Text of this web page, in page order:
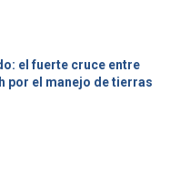
el fuerte cruce entre
por el manejo de tierras